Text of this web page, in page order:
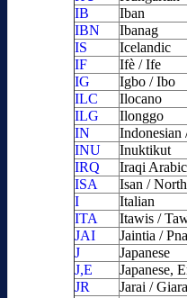
IB
Iban
IBN
Ibanag
IS
Icelandic
IF
Ifè / Ife
IG
Igbo / Ibo
ILC
Ilocano
ILG
Ilonggo
IN
Indonesian
INU
Inuktikut
IRQ
Iraqi Arabic
ISA
Isan /
I
Italian
ITA
Itawis /
JAI
Jaintia /
J
Japanese
J,E
Japanese,
JR
Jarai /